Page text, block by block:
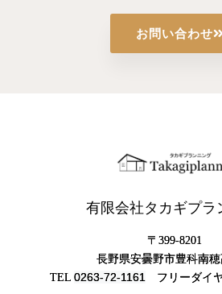
お問い合わせ
有限会社タカギプラ
〒399-8201
長野県安曇野市豊科南穂
TEL 0263-72-1161フリーダイ